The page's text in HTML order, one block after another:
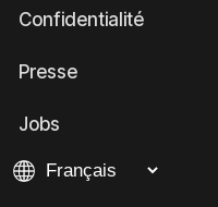
Confidentialité
Presse
Jobs